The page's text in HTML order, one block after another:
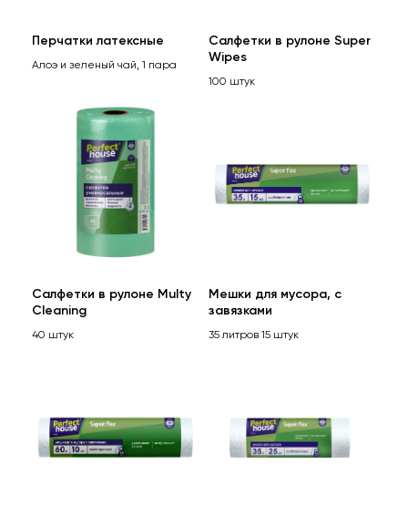
Перчатки латексные
Алоэ и зеленый чай, 1 пара
Салфетки в рулоне Super
Wipes
100 штук
Салфетки в рулоне Multy
Cleaning
40 штук
Мешки для мусора, с
завязками
35 литров 15 штук